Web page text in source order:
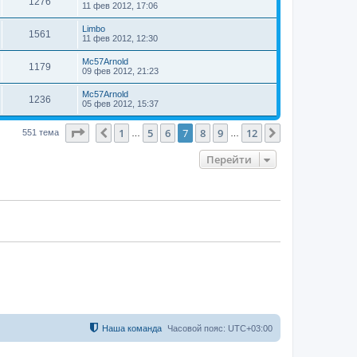
11 фев 2012, 17:06
1561
Limbo
11 фев 2012, 12:30
1179
Mc57Arnold
09 фев 2012, 21:23
1236
Mc57Arnold
05 фев 2012, 15:37
551 тема Страница из 12
Пред.
1 5 6 7 8 9 12
Перейти
Часовой пояс: UTC+03:00
Наша команда